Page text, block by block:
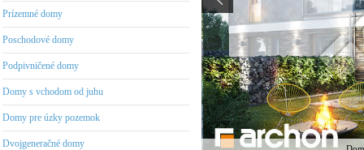
Prízemné domy
Poschodové domy
Podpivničené domy
Domy s vchodom od juhu
Domy pre úzky pozemok
Dvojgeneračné domy